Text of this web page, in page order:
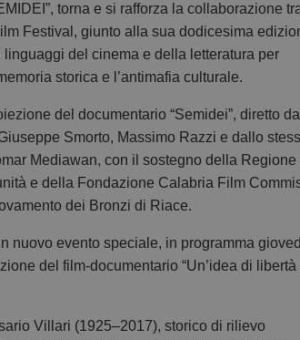
torna e si rafforza la collaborazione
Festival, giunto alla sua dodicesima
del cinema e della letteratura per
storica e l’antimafia culturale.
del documentario “Semidei”, diretto
Smorto, Massimo Razzi e dallo
Mediawan, con il sostegno della Regione
e della Fondazione Calabria Film
dei Bronzi di Riace.
nuovo evento speciale, in programma
del film-documentario “Un’idea di libertà
Villari (1925–2017), storico di rilievo